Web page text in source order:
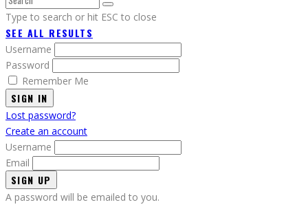
Type to search or hit ESC to close
SEE ALL RESULTS
Username
Password
Remember Me
SIGN IN
Lost password?
Create an account
Username
Email
A password will be emailed to you.